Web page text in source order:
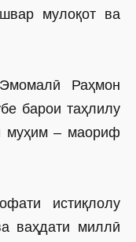
мулоқот ва
Раҳмон
барои таҳлилу
муҳим – маориф
истиқлолу
ваҳдати миллӣ